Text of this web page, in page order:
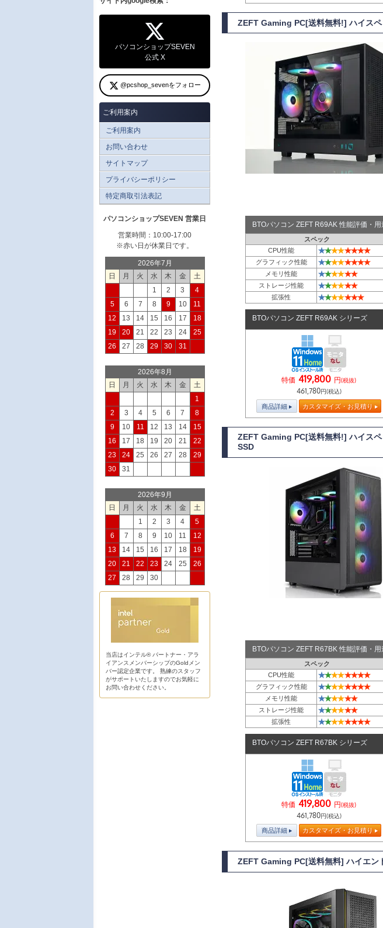
ZEFT Gaming PC[送料無料!] ハイス
BTOパソコン ZEFT R69AK 性能評価・用
スペック
CPU性能
★★★★★★★★
グラフィック性能
★★★★★★★★
メモリ性能
★★★★★★
ストレージ性能
★★★★★★
拡張性
★★★★★★★
BTOパソコン ZEFT R69AK シリーズ
特価 419,800 円(税抜)
461,780円(税込)
商品詳細 カスタマイズ・お見積り
ZEFT Gaming PC[送料無料!] ハイス
SSD
BTOパソコン ZEFT R67BK 性能評価・用
スペック
CPU性能
★★★★★★★★
グラフィック性能
★★★★★★★★
メモリ性能
★★★★★★
ストレージ性能
★★★★★★
拡張性
★★★★★★★★
BTOパソコン ZEFT R67BK シリーズ
特価 419,800 円(税抜)
461,780円(税込)
商品詳細 カスタマイズ・お見積り
ZEFT Gaming PC[送料無料] ハイエン
パソコンショップSEVEN
公式 X
@pcshop_sevenをフォロー
ご利用案内
ご利用案内
お問い合わせ
サイトマップ
プライバシーポリシー
特定商取引法表記
パソコンショップSEVEN 営業日
営業時間：10:00-17:00
※赤い日が休業日です。
2026年7月
日
月 火 水 木 金
土
1
2 3
4
5
6 7 8 9 10
11
12
13 14 15 16 17
18
19
20 21 22 23 24
25
26
27 28 29 30 31
2026年8月
日
月 火 水 木 金
土
1
2
3 4 5 6 7
8
9
10 11 12 13 14
15
16
17 18 19 20 21
22
23
24 25 26 27 28
29
30
31
2026年9月
日
月 火 水 木 金
土
1
2 3 4
5
6
7 8 9 10 11
12
13
14 15 16 17 18
19
20
21 22 23 24 25
26
27
28 29 30
当店はインテル® パートナー・アラ
イアンスメンバーシップのGoldメン
バー認定企業です。 熟練のスタッフ
がサポートいたしますのでお気軽に
お問い合わせください。